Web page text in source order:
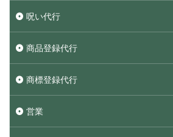
呪い代行
商品登録代行
商標登録代行
営業